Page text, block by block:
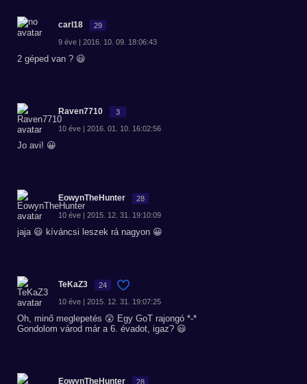
carl18 29
9 éve | 2016. 10. 09. 18:06:43
2 géped van ? 😃
Raven7710 3
10 éve | 2016. 01. 10. 16:02:56
Jo avi! 😀
EowynTheHunter 28
10 éve | 2015. 12. 31. 19:10:09
jaja 😃 kíváncsi leszek rá nagyon 😀
TeKaZ3 24
10 éve | 2015. 12. 31. 19:07:25
Oh, minő meglepetés 😲 Egy GoT rajongó *-*
Gondolom várod már a 6. évadot, igaz? 😃
EowynTheHunter 28